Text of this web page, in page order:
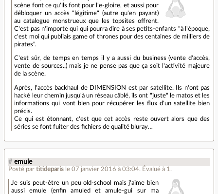
scène font ce qu'ils font pour l'e-gloire, et aussi pour
débloquer un accès "légitime" (autre qu'en payant)
au catalogue monstrueux que les topsites offrent.
C'est pas n'importe qui qui pourra dire à ses petits-enfants "à l'époque,
c'est moi qui publiais game of thrones pour des centaines de milliers de
pirates".
C'est sûr, de temps en temps il y a aussi du business (vente d'accès,
vente de sources..) mais je ne pense pas que ça soit l'activité majeure
de la scène.
Après, l'accès backhaul de DIMENSION est par satellite. Ils n'ont pas
hacké leur chemin jusqu'à un réseau câblé, ils ont "juste" le matos et les
informations qui vont bien pour récupérer les flux d'un satellite bien
précis.
Ce qui est étonnant, c'est que cet accès reste ouvert alors que des
séries se font fuiter des fichiers de qualité bluray…
# emule
Posté par titideparis le 07 janvier 2016 à 03:04. Évalué à 1 .
Je suis peut-être un peu old-school mais j'aime bien
aussi emule (enfin amuled et amule-gui sur ma